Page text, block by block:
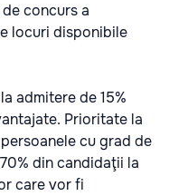
concurs a
locuri disponibile
admitere de 15%
Prioritate la
cu grad de
din candidaţii la
care vor fi